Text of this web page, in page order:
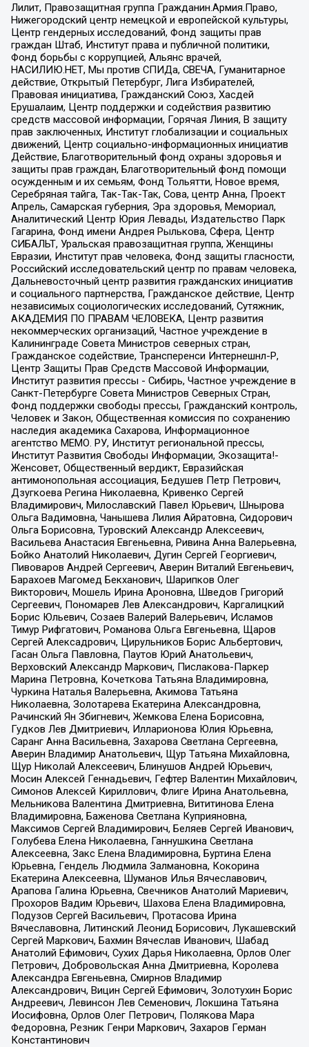
Лилит, Правозащитная группа Гражданин.Армия.Право,
Нижегородский центр немецкой и европейской культуры,
Центр гендерных исследований, Фонд защиты прав
граждан Штаб, Институт права и публичной политики,
Фонд борьбы с коррупцией, Альянс врачей,
НАСИЛИЮ.НЕТ, Мы против СПИДа, СВЕЧА, Гуманитарное
действие, Открытый Петербург, Лига Избирателей,
Правовая инициатива, Гражданский Союз, Хасдей
Ерушалаим, Центр поддержки и содействия развитию
средств массовой информации, Горячая Линия, В защиту
прав заключенных, Институт глобализации и социальных
движений, Центр социально-информационных инициатив
Действие, Благотворительный фонд охраны здоровья и
защиты прав граждан, Благотворительный фонд помощи
осужденным и их семьям, Фонд Тольятти, Новое время,
Серебряная тайга, Так-Так-Так, Сова, центр Анна, Проект
Апрель, Самарская губерния, Эра здоровья, Мемориал,
Аналитический Центр Юрия Левады, Издательство Парк
Гагарина, Фонд имени Андрея Рылькова, Сфера, Центр
СИБАЛЬТ, Уральская правозащитная группа, Женщины
Евразии, Институт прав человека, Фонд защиты гласности,
Российский исследовательский центр по правам человека,
Дальневосточный центр развития гражданских инициатив
и социального партнерства, Гражданское действие, Центр
независимых социологических исследований, Сутяжник,
АКАДЕМИЯ ПО ПРАВАМ ЧЕЛОВЕКА, Центр развития
некоммерческих организаций, Частное учреждение в
Калининграде Совета Министров северных стран,
Гражданское содействие, Трансперенси Интернешнл-Р,
Центр Защиты Прав Средств Массовой Информации,
Институт развития прессы - Сибирь, Частное учреждение в
Санкт-Петербурге Совета Министров Северных Стран,
Фонд поддержки свободы прессы, Гражданский контроль,
Человек и Закон, Общественная комиссия по сохранению
наследия академика Сахарова, Информационное
агентство МЕМО. РУ, Институт региональной прессы,
Институт Развития Свободы Информации, Экозащита!-
Женсовет, Общественный вердикт, Евразийская
антимонопольная ассоциация, Бедушев Петр Петрович,
Дзугкоева Регина Николаевна, Кривенко Сергей
Владимирович, Милославский Павел Юрьевич, Шнырова
Ольга Вадимовна, Чанышева Лилия Айратовна, Сидорович
Ольга Борисовна, Туровский Александр Алексеевич,
Васильева Анастасия Евгеньевна, Ривина Анна Валерьевна,
Бойко Анатолий Николаевич, Дугин Сергей Георгиевич,
Пивоваров Андрей Сергеевич, Аверин Виталий Евгеньевич,
Барахоев Магомед Бекханович, Шарипков Олег
Викторович, Мошель Ирина Ароновна, Шведов Григорий
Сергеевич, Пономарев Лев Александрович, Каргалицкий
Борис Юльевич, Созаев Валерий Валерьевич, Исламов
Тимур Рифгатович, Романова Ольга Евгеньевна, Щаров
Сергей Алексадрович, Цирульников Борис Альбертович,
Гасан Ольга Павловна, Паутов Юрий Анатольевич,
Верховский Александр Маркович, Пислакова-Паркер
Марина Петровна, Кочеткова Татьяна Владимировна,
Чуркина Наталья Валерьевна, Акимова Татьяна
Николаевна, Золотарева Екатерина Александровна,
Рачинский Ян Збигневич, Жемкова Елена Борисовна,
Гудков Лев Дмитриевич, Илларионова Юлия Юрьевна,
Саранг Анна Васильевна, Захарова Светлана Сергеевна,
Аверин Владимир Анатольевич, Щур Татьяна Михайловна,
Щур Николай Алексеевич, Блинушов Андрей Юрьевич,
Мосин Алексей Геннадьевич, Гефтер Валентин Михайлович,
Симонов Алексей Кириллович, Флиге Ирина Анатольевна,
Мельникова Валентина Дмитриевна, Вититинова Елена
Владимировна, Баженова Светлана Куприяновна,
Максимов Сергей Владимирович, Беляев Сергей Иванович,
Голубева Елена Николаевна, Ганнушкина Светлана
Алексеевна, Закс Елена Владимировна, Буртина Елена
Юрьевна, Гендель Людмила Залмановна, Кокорина
Екатерина Алексеевна, Шуманов Илья Вячеславович,
Арапова Галина Юрьевна, Свечников Анатолий Мариевич,
Прохоров Вадим Юрьевич, Шахова Елена Владимировна,
Подузов Сергей Васильевич, Протасова Ирина
Вячеславовна, Литинский Леонид Борисович, Лукашевский
Сергей Маркович, Бахмин Вячеслав Иванович, Шабад
Анатолий Ефимович, Сухих Дарья Николаевна, Орлов Олег
Петрович, Добровольская Анна Дмитриевна, Королева
Александра Евгеньевна, Смирнов Владимир
Александрович, Вицин Сергей Ефимович, Золотухин Борис
Андреевич, Левинсон Лев Семенович, Локшина Татьяна
Иосифовна, Орлов Олег Петрович, Полякова Мара
Федоровна, Резник Генри Маркович, Захаров Герман
Константинович